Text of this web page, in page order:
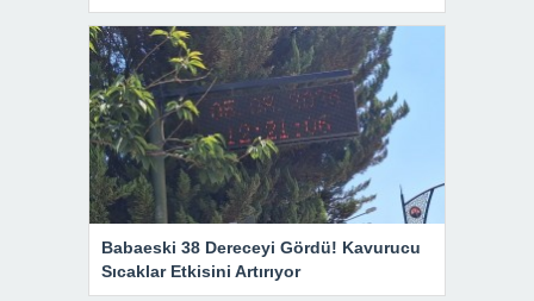
Babaeski 38 Dereceyi Gördü! Kavurucu
Sıcaklar Etkisini Artırıyor